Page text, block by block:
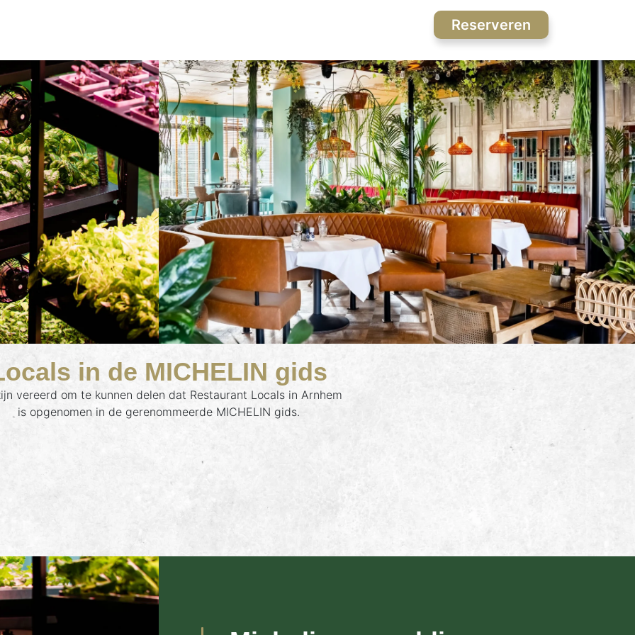
Reserveren
in de MICHELIN gids
vereerd om te kunnen delen dat Restaurant Locals in Arnhem
is opgenomen in de gerenommeerde MICHELIN gids.